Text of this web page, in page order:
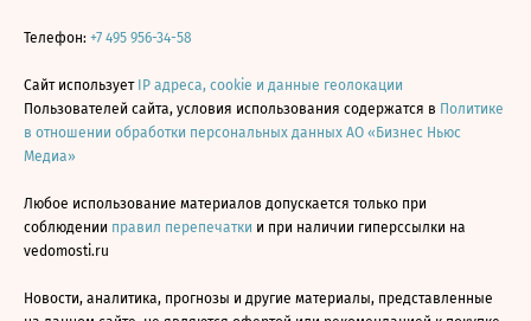
Телефон: +7 495 956-34-58
Сайт использует IP адреса, cookie и данные геолокации
Пользователей сайта, условия использования содержатся в Политике
в отношении обработки персональных данных АО «Бизнес Ньюс
Медиа»
Любое использование материалов допускается только при
соблюдении правил перепечатки и при наличии гиперссылки на
vedomosti.ru
Новости, аналитика, прогнозы и другие материалы, представленные